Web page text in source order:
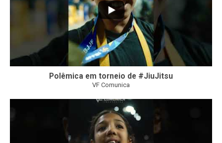
Polêmica em torneio de #JiuJitsu
VF Comunica